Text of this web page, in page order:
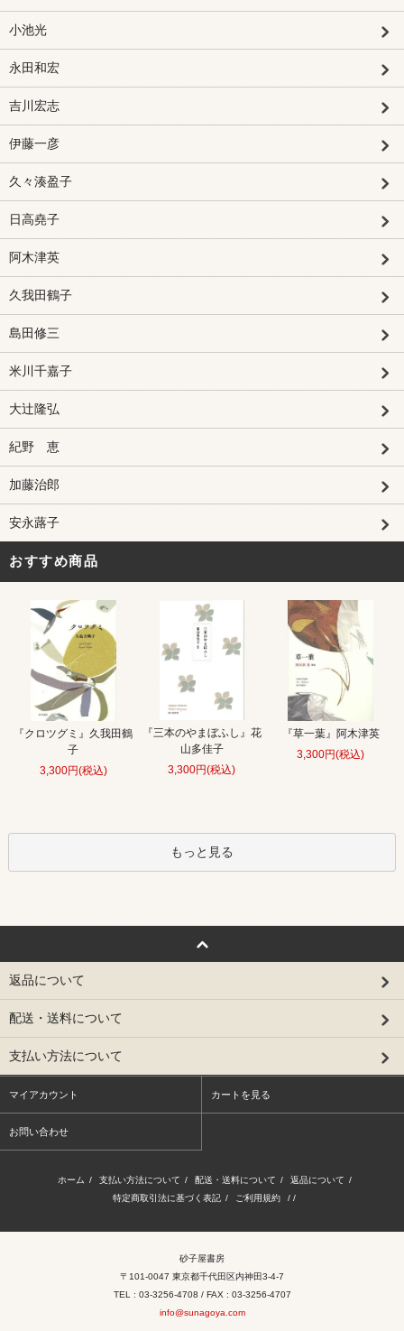
小池光
永田和宏
吉川宏志
伊藤一彦
久々湊盈子
日高堯子
阿木津英
久我田鶴子
島田修三
米川千嘉子
大辻隆弘
紀野 恵
加藤治郎
安永蕗子
おすすめ商品
『クロツグミ』久我田鶴
子
3,300円(税込)
『三本のやまぼふし』花
山多佳子
3,300円(税込)
『草一葉』阿木津英
3,300円(税込)
もっと見る
返品について
配送・送料について
支払い方法について
マイアカウント カートを見る
お問い合わせ
ホーム / 支払い方法について / 配送・送料について / 返品について /
特定商取引法に基づく表記 / ご利用規約 / /
砂子屋書房
〒101-0047 東京都千代田区内神田3-4-7
TEL : 03-3256-4708 / FAX : 03-3256-4707
info@sunagoya.com